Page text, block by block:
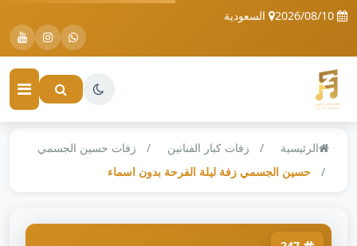
السعودية
الرئيسية زفات كبار الفنانين
زفات حسين الجسمي
حسين الجسمي زفة ليلة الفرحة بدون اسماء